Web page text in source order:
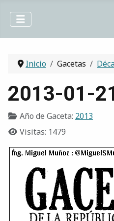
Inicio Gacetas
2013-01-
Año de Gaceta: 2013
Visitas: 1479